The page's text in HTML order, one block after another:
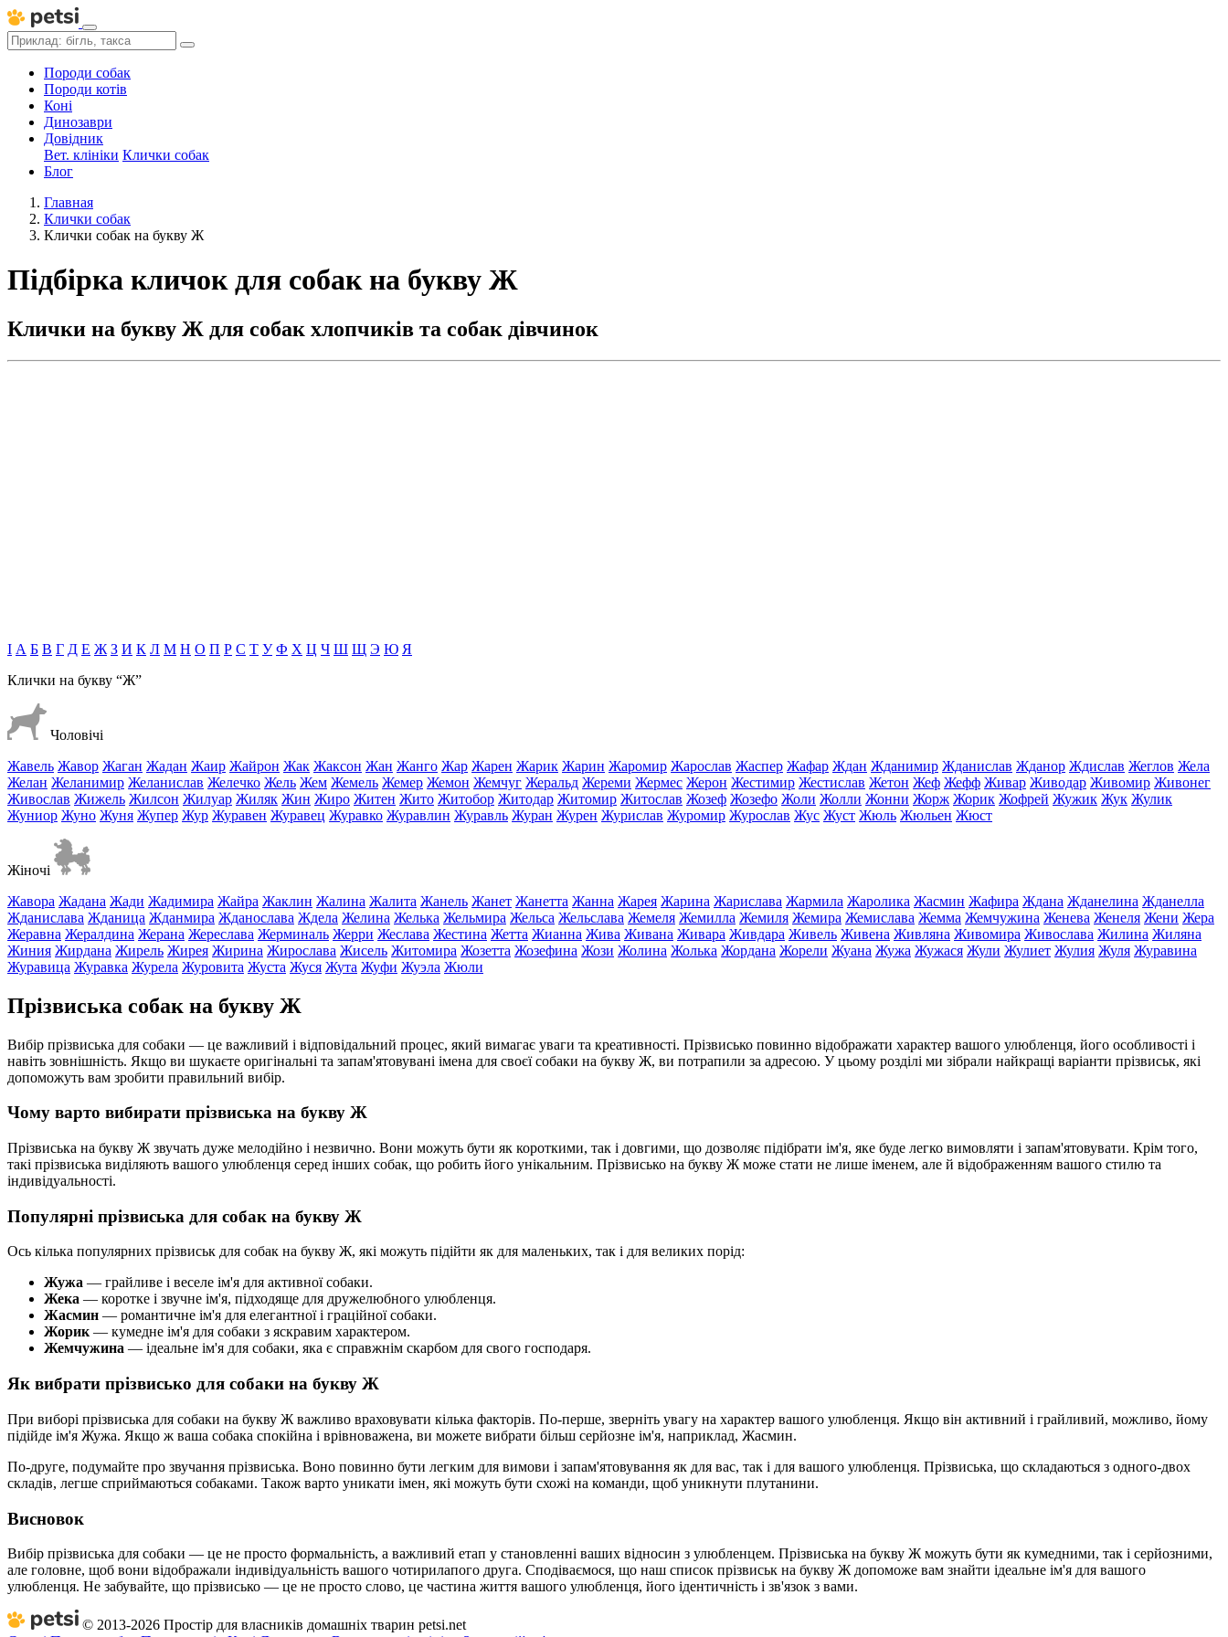
Породи собак
Породи котів
Коні
Динозаври
Довідник
Вет. клініки Клички собак
Блог
Главная
Клички собак
Клички собак на букву Ж
Підбірка кличок для собак на букву Ж
Клички на букву Ж для собак хлопчиків та собак дівчинок
І А Б В Г Д Е Ж З И К Л М Н О П Р С Т У Ф Х Ц Ч Ш Щ Э Ю Я
Клички на букву “Ж”
Чоловічі
Жавель Жавор Жаган Жадан Жаир Жайрон Жак Жаксон Жан Жанго Жар Жарен Жарик Жарин Жаромир Жарослав Жаспер Жафар Ждан Жданимир Жданислав Жданор Ждислав Жеглов Жела
Желан Желанимир Желанислав Желечко Жель Жем Жемель Жемер Жемон Жемчуг Жеральд Жереми Жермес Жерон Жестимир Жестислав Жетон Жеф Жефф Живар Живодар Живомир Живонег
Живослав Жижель Жилсон Жилуар Жиляк Жин Жиро Житен Жито Житобор Житодар Житомир Житослав Жозеф Жозефо Жоли Жолли Жонни Жорж Жорик Жофрей Жужик Жук Жулик
Жуниор Жуно Жуня Жупер Жур Журавен Журавец Журавко Журавлин Журавль Журан Журен Журислав Журомир Журослав Жус Жуст Жюль Жюльен Жюст
Жіночі
Жавора Жадана Жади Жадимира Жайра Жаклин Жалина Жалита Жанель Жанет Жанетта Жанна Жарея Жарина Жарислава Жармила Жаролика Жасмин Жафира Ждана Жданелина Жданелла
Жданислава Жданица Жданмира Жданослава Ждела Желина Желька Жельмира Жельса Жельслава Жемеля Жемилла Жемиля Жемира Жемислава Жемма Жемчужина Женева Женеля Жени Жера
Жеравна Жералдина Жерана Жереслава Жерминаль Жерри Жеслава Жестина Жетта Жианна Жива Живана Живара Живдара Живель Живена Живляна Живомира Живослава Жилина Жиляна
Жиния Жирдана Жирель Жирея Жирина Жирослава Жисель Житомира Жозетта Жозефина Жози Жолина Жолька Жордана Жорели Жуана Жужа Жужася Жули Жулиет Жулия Жуля Журавина
Журавица Журавка Журела Журовита Жуста Жуся Жута Жуфи Жуэла Жюли
Прізвиська собак на букву Ж
Вибір прізвиська для собаки — це важливий і відповідальний процес, який вимагає уваги та креативності. Прізвисько повинно відображати характер вашого улюбленця, його особливості і
навіть зовнішність. Якщо ви шукаєте оригінальні та запам'ятовувані імена для своєї собаки на букву Ж, ви потрапили за адресою. У цьому розділі ми зібрали найкращі варіанти прізвиськ, які
допоможуть вам зробити правильний вибір.
Чому варто вибирати прізвиська на букву Ж
Прізвиська на букву Ж звучать дуже мелодійно і незвично. Вони можуть бути як короткими, так і довгими, що дозволяє підібрати ім'я, яке буде легко вимовляти і запам'ятовувати. Крім того,
такі прізвиська виділяють вашого улюбленця серед інших собак, що робить його унікальним. Прізвисько на букву Ж може стати не лише іменем, але й відображенням вашого стилю та
індивідуальності.
Популярні прізвиська для собак на букву Ж
Ось кілька популярних прізвиськ для собак на букву Ж, які можуть підійти як для маленьких, так і для великих порід:
Жужа — грайливе і веселе ім'я для активної собаки.
Жека — коротке і звучне ім'я, підходяще для дружелюбного улюбленця.
Жасмин — романтичне ім'я для елегантної і граційної собаки.
Жорик— кумедне ім'я для собаки з яскравим характером.
Жемчужина — ідеальне ім'я для собаки, яка є справжнім скарбом для свого господаря.
Як вибрати прізвисько для собаки на букву Ж
При виборі прізвиська для собаки на букву Ж важливо враховувати кілька факторів. По-перше, зверніть увагу на характер вашого улюбленця. Якщо він активний і грайливий, можливо, йому
підійде ім'я Жужа. Якщо ж ваша собака спокійна і врівноважена, ви можете вибрати більш серйозне ім'я, наприклад, Жасмин.
По-друге, подумайте про звучання прізвиська. Воно повинно бути легким для вимови і запам'ятовування як для вас, так і для вашого улюбленця. Прізвиська, що складаються з одного-двох
складів, легше сприймаються собаками. Також варто уникати імен, які можуть бути схожі на команди, щоб уникнути плутанини.
Висновок
Вибір прізвиська для собаки — це не просто формальність, а важливий етап у становленні ваших відносин з улюбленцем. Прізвиська на букву Ж можуть бути як кумедними, так і серйозними,
але головне, щоб вони відображали індивідуальність вашого чотирилапого друга. Сподіваємося, що наш список прізвиськ на букву Ж допоможе вам знайти ідеальне ім'я для вашого
улюбленця. Не забувайте, що прізвисько — це не просто слово, це частина життя вашого улюбленця, його ідентичність і зв'язок з вами.
© 2013-2026 Простір для власників домашніх тварин petsi.net